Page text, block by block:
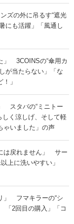
ズの外に吊るす“遮光
にも活躍」「風通し
」 3COINSの“傘用カ
が当たらない」「な
」
スタバの“ミニトー
しく涼しげ、そして軽
ゃいました」の声
は戻れません」 サー
上に洗いやすい」
」 フマキラーの“シ
「2回目の購入」「コ